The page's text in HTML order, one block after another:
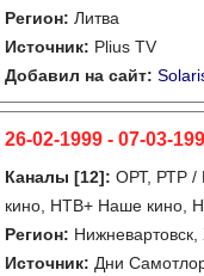
Регион: Литва
Источник: Plius TV
Добавил на сайт:
26-02-1999 - 07-03-
Каналы [12]: ОРТ, РТР /
кино, НТВ+ Наше кино,
Регион:
Источник: Дни